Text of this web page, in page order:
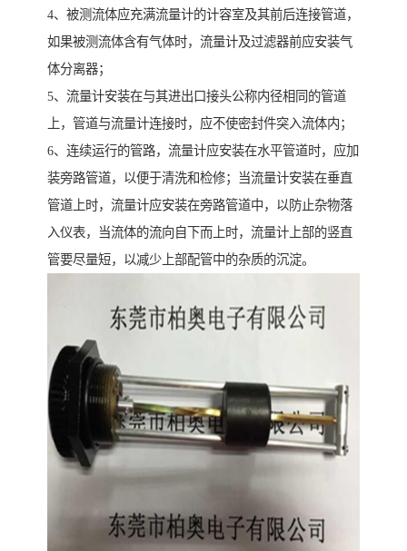
4、被测流体应充满流量计的计容室及其前后连接管道，
如果被测流体含有气体时，流量计及过滤器前应安装气
体分离器；
5、流量计安装在与其进出口接头公称内径相同的管道
上，管道与流量计连接时，应不使密封件突入流体内；
6、连续运行的管路，流量计应安装在水平管道时，应加
装旁路管道，以便于清洗和检修；当流量计安装在垂直
管道上时，流量计应安装在旁路管道中，以防止杂物落
入仪表，当流体的流向自下而上时，流量计上部的竖直
管要尽量短，以减少上部配管中的杂质的沉淀。